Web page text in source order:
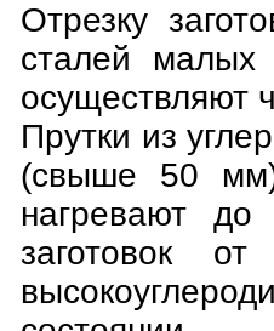
Отрезку
сталей
осуществляют
Прутки из
(свыше 50 мм)
нагревают
заготовок